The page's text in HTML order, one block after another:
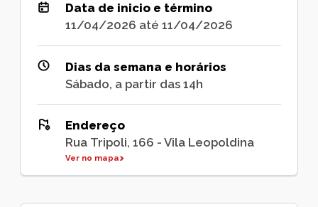
Data de inicio e término
11/04/2026 até 11/04/2026
Dias da semana e horários
Sábado, a partir das 14h
Endereço
Rua Tripoli, 166 - Vila Leopoldina
Ver no mapa